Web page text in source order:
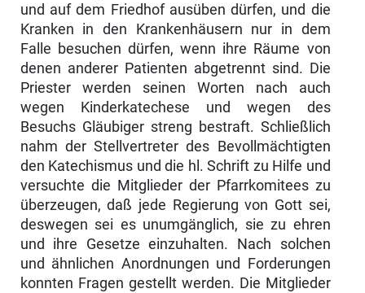
und auf dem Friedhof aus­üben dürfen, und die
Kranken in den Krankenhäusern nur in dem
Falle besuchen dürfen, wenn ihre Räume von
denen anderer Patienten abgetrennt sind. Die
Priester werden seinen Worten nach auch
wegen Kinderkatechese und wegen des
Besuchs Gläubiger streng bestraft. Schließlich
nahm der Stellvertreter des Bevollmächtigten
den Katechismus und die hl. Schrift zu Hilfe und
versuchte die Mitglieder der Pfarrkomitees zu
überzeugen, daß jede Regierung von Gott sei,
deswegen sei es unumgänglich, sie zu ehren
und ihre Gesetze einzuhalten. Nach solchen
und ähnlichen Anordnungen und Forderungen
konnten Fragen gestellt werden. Die Mitglieder